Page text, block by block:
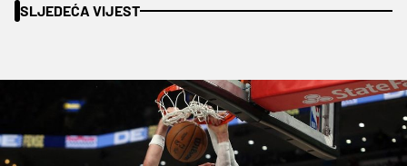
SLJEDEĆA VIJEST